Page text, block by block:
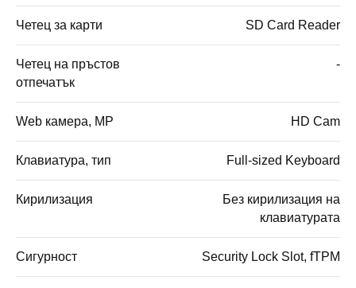
Четец за карти SD Card Reader
Четец на пръстов
отпечатък
-
Web камера, MP HD Cam
Клавиатура, тип Full-sized Keyboard
Кирилизация
Без кирилизация на
клавиатурата
Сигурност Security Lock Slot, fTPM